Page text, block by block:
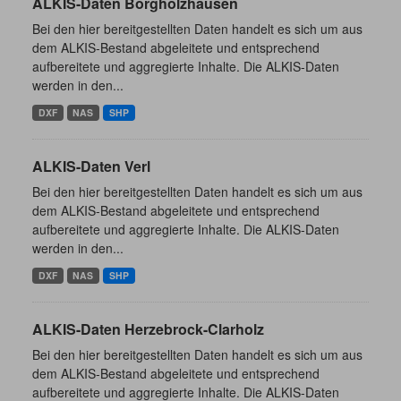
Bei den hier bereitgestellten Daten handelt es sich um aus
dem ALKIS-Bestand abgeleitete und entsprechend
aufbereitete und aggregierte Inhalte. Die ALKIS-Daten
werden in den...
DXF NAS SHP
ALKIS-Daten Verl
Bei den hier bereitgestellten Daten handelt es sich um aus
dem ALKIS-Bestand abgeleitete und entsprechend
aufbereitete und aggregierte Inhalte. Die ALKIS-Daten
werden in den...
DXF NAS SHP
ALKIS-Daten Herzebrock-Clarholz
Bei den hier bereitgestellten Daten handelt es sich um aus
dem ALKIS-Bestand abgeleitete und entsprechend
aufbereitete und aggregierte Inhalte. Die ALKIS-Daten